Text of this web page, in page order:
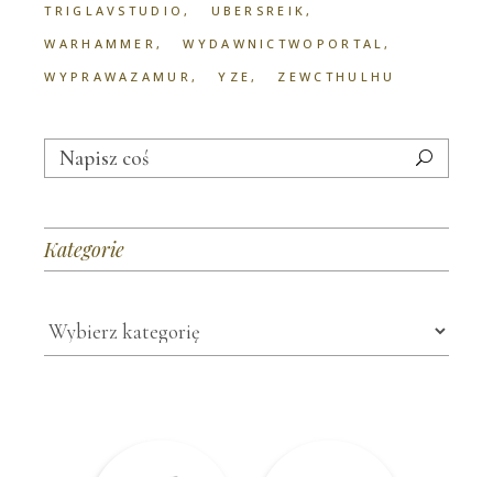
TRIGLAVSTUDIO
UBERSREIK
WARHAMMER
WYDAWNICTWOPORTAL
WYPRAWAZAMUR
YZE ZEWCTHULHU
Search
for:
Kategorie